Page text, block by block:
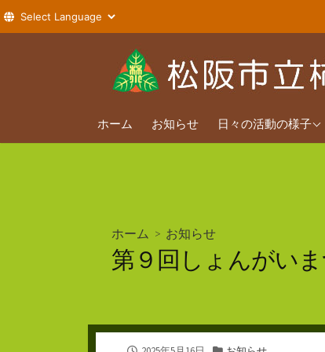
へ
ホーム お知らせ 日々の活動の様子
2026年度
ホーム > お知らせ
第９回しょんがい
公
カ